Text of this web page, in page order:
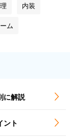
内装
ム
に解説
ント